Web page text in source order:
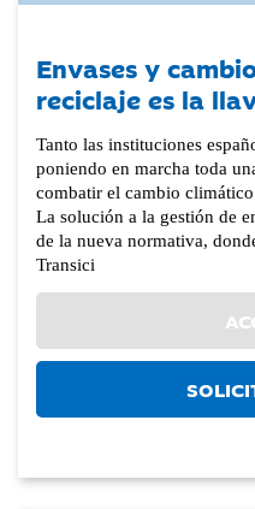
Envases y
reciclaje es la
Tanto las instituciones
poniendo en marcha toda
combatir el cambio
La solución a la gestión de
de la nueva normativa,
Transici